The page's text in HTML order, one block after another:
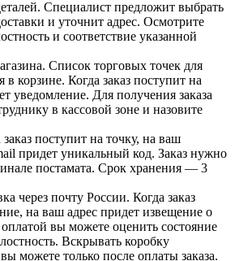
Специалист предложит выбрать
и уточнит адрес. Осмотрите
и соответствие указанной
Список торговых точек для
в корзине. Когда заказ поступит на
уведомление. Для получения заказа
в кассовой зоне и назовите
поступит на точку, на ваш
придет уникальный код. Заказ нужно
постамата. Срок хранения — 3
через почту России. Когда заказ
на ваш адрес придет извещение о
вы можете оценить состояние
Вскрывать коробку
можете только после оплаты заказа.